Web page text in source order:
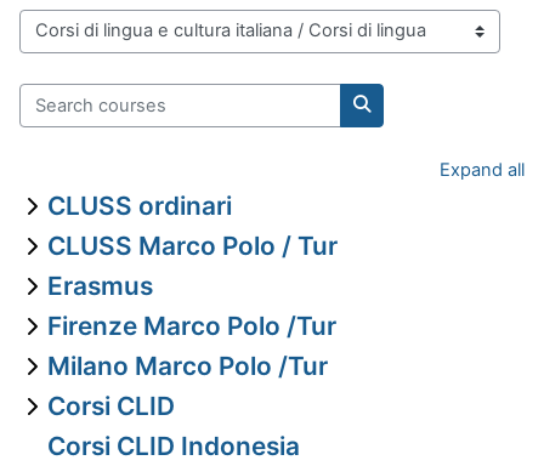
Course categories
Search courses
Search courses
Expand all
CLUSS ordinari
CLUSS Marco Polo / Tur
Erasmus
Firenze Marco Polo /Tur
Milano Marco Polo /Tur
Corsi CLID
Corsi CLID Indonesia